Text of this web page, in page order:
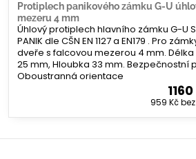
Protiplech panikového zámku G-U
mezeru 4 mm
Úhlový protiplech hlavního zámku G-U
PANIK dle CŠN EN 1127 a EN179 . Pro
dveře s falcovou mezerou 4 mm. Délka
25 mm, Hloubka 33 mm. Bezpečnostní
Oboustranná orientace
959 Kčbez